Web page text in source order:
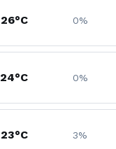
26°C 0%
24°C 0%
23°C 3%